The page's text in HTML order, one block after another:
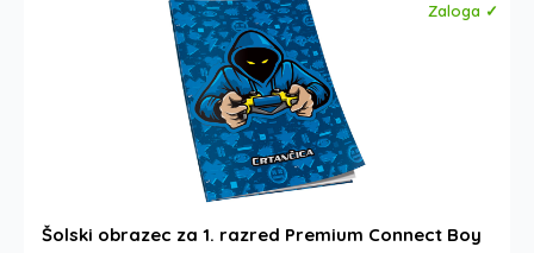
Zaloga ✓
Šolski obrazec za 1. razred Premium Connect Boy